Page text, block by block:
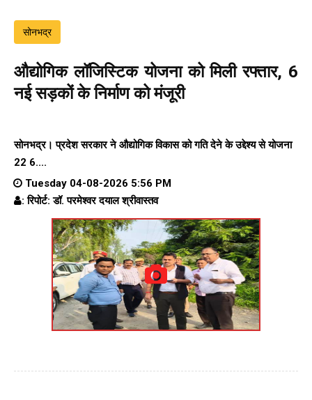
सोनभद्र
औद्योगिक लॉजिस्टिक योजना को मिली रफ्तार, 6
नई सड़कों के निर्माण को मंजूरी
सोनभद्र। प्रदेश सरकार ने औद्योगिक विकास को गति देने के उद्देश्य से योजना
22 6....
Tuesday 04-08-2026 5:56 PM
: रिपोर्ट: डॉ. परमेश्वर दयाल श्रीवास्तव